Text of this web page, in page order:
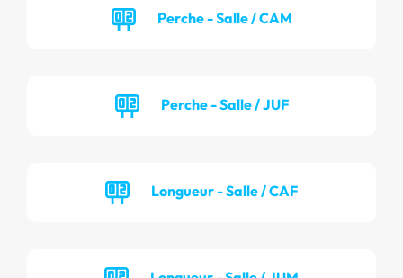
Perche - Salle / CAM
Perche - Salle / JUF
Longueur - Salle / CAF